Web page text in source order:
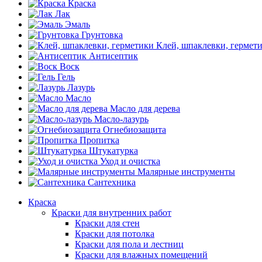
Краска
Лак
Эмаль
Грунтовка
Клей, шпаклевки,
Антисептик
Воск
Гель
Лазурь
Масло
Масло для дерева
Масло-лазурь
Огнебиозащита
Пропитка
Штукатурка
Уход и очистка
Малярные инструменты
Сантехника
Краска
Краски для внутренних работ
Краски для стен
Краски для потолка
Краски для пола и лестниц
Краски для влажных помещений